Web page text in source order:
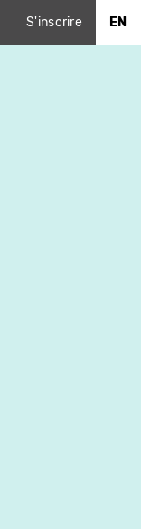
S'inscrire EN